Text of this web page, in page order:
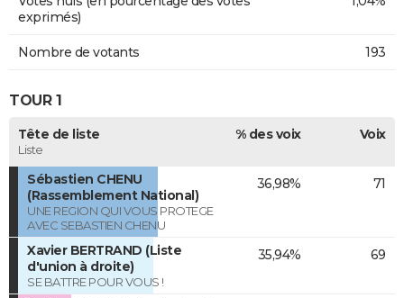
exprimés)
Nombre de votants 193
TOUR 1
Tête de liste
Liste
% des voix Voix
Sébastien CHENU
(Rassemblement National)
UNE REGION QUI VOUS PROTEGE
AVEC SEBASTIEN CHENU
36,98% 71
Xavier BERTRAND (Liste
d'union à droite)
SE BATTRE POUR VOUS !
35,94% 69